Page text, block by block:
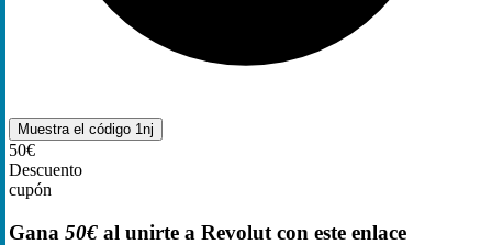
Muestra el código 1nj
50€
Descuento
cupón
Gana 50€ al unirte a Revolut con este enlace